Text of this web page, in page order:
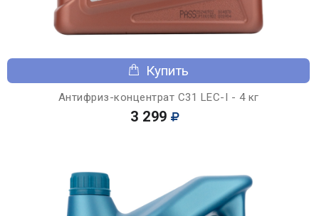
Купить
Антифриз-концентрат C31 LEC-I - 4 кг
3 299